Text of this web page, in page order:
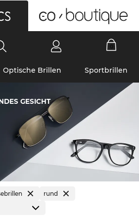
Optische Brillen Sportbrillen
GESICHT
rund